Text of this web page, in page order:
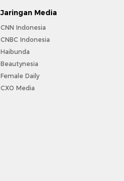
Jaringan Media
CNN Indonesia
CNBC Indonesia
Haibunda
Beautynesia
Female Daily
CXO Media